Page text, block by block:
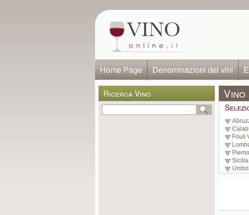
Home Page Denominazioni dei vini
Ricerca Vino
Friuli
Sicilia